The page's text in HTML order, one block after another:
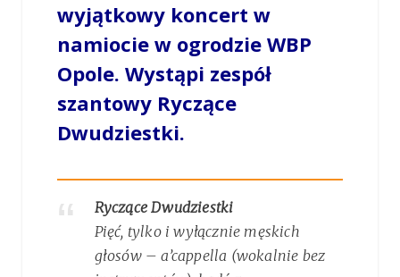
wyjątkowy koncert w
namiocie w ogrodzie WBP
Opole. Wystąpi zespół
szantowy Ryczące
Dwudziestki.
Ryczące Dwudziestki
Pięć, tylko i wyłącznie męskich
głosów – a’cappella (wokalnie bez